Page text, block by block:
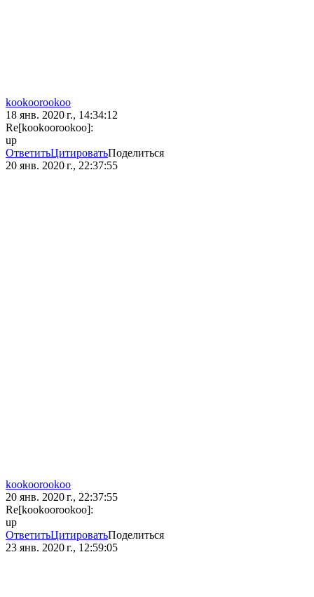
kookoorookoo
18 янв. 2020 г., 14:34:12
Re[kookoorookoo]:
up
ОтветитьЦитироватьПоделиться
20 янв. 2020 г., 22:37:55
kookoorookoo
20 янв. 2020 г., 22:37:55
Re[kookoorookoo]:
up
ОтветитьЦитироватьПоделиться
23 янв. 2020 г., 12:59:05